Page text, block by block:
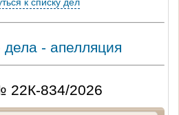
- апелляция
834/2026